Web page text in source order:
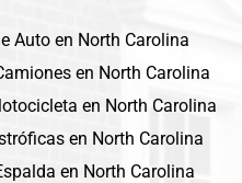
Auto en North Carolina
en North Carolina
en North Carolina
en North Carolina
en North Carolina